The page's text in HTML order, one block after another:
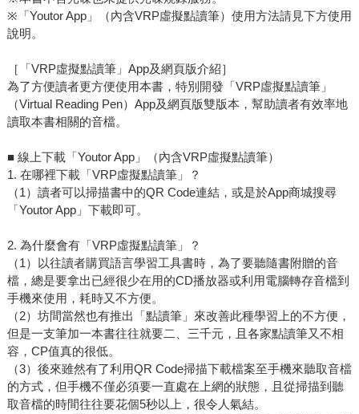
※「Youtor App」（內含VRP虛擬點讀筆）使用方法請見下方使用
說明。
［「VRP虛擬點讀筆」App及網頁版介紹］
為了方便讀者更方便使用本書，特別開發「VRP虛擬點讀筆」
（Virtual Reading Pen）App及網頁版雙版本，幫助讀者有效率地
讀取本書相關的音檔。
■ 線上下載「Youtor App」（內含VRP虛擬點讀筆）
1. 在哪裡下載「VRP虛擬點讀筆」？
（1）讀者可以掃描書中的QR Code連結，或是於App商城搜尋
「Youtor App」下載即可。
2. 為什麼會有「VRP虛擬點讀筆」？
（1）以往讀者購買語言學習工具書時，為了要聽隨書附贈的音
檔，總是要拿出已經很少在用的CD播放器或利用電腦轉存音檔到
手機來使用，耗時又不方便。
（2）坊間當然也有推出「點讀筆」來改善此種學習上的不方便，
但是一支筆加一本書往往就要二、三千元，且各家點讀筆又不相
容，CP值真的很低。
（3）後來雖然有了利用QR Code掃描下載檔案至手機來聽取音檔
的方式，但手機不僅必須要一直處在上網的狀態，且從掃描到聽
取音檔的時間往往要花個5秒以上，很令人氣結。